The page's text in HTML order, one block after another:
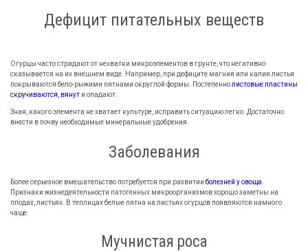
Дефицит питательных веществ
Огурцы часто страдают от нехватки микроэлементов в грунте, что негативно
сказывается на их внешнем виде. Например, при дефиците магния или калия листья
покрываются бело-рыжими пятнами округлой формы. Постепеннолистовые пластины
скручиваются, вянут и опадают.
Зная, какого элемента не хватает культуре, исправить ситуацию легко. Достаточно
внести в почву необходимые минеральные удобрения.
Заболевания
Более серьезное вмешательство потребуется при развитии болезней у овоща
Признаки жизнедеятельности патогенных микроорганизмов хорошо заметны на
плодах, листьях. В теплицах белые пятна на листьях огурцов появляются намного
чаще.
Мучнистая роса